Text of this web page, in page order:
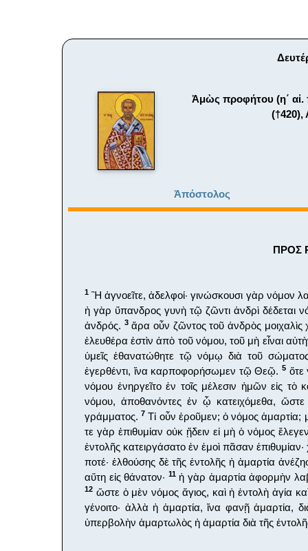
Ἀμὼς προφήτου (η΄ αἰ.
(†420),
Ἀπόστολος
ΠΡΟΣ
1 Ἢ ἀγνοεῖτε, ἀδελφοί· γινώσκουσι γὰρ νόμον
ἡ γὰρ ὕπανδρος γυνὴ τῷ ζῶντι ἀνδρὶ δέδεται
ἀνδρός. 3ἄρα οὖν ζῶντος τοῦ ἀνδρὸς μοιχαλὶς
ἐλευθέρα ἐστὶν ἀπὸ τοῦ νόμου, τοῦ μὴ εἶναι
ὑμεῖς ἐθανατώθητε τῷ νόμῳ διὰ τοῦ
ἐγερθέντι, ἵνα καρποφορήσωμεν τῷ Θεῷ.5
νόμου ἐνηργεῖτο ἐν τοῖς μέλεσιν ἡμῶν εἰς
νόμου, ἀποθανόντες ἐν ᾧ κατειχόμεθα, ὥστε
γράμματος. 7 Τί οὖν ἐροῦμεν; ὁ νόμος ἁμαρτία;
τε γὰρ ἐπιθυμίαν οὐκ ᾔδειν εἰ μὴ ὁ νόμος
ἐντολῆς κατειργάσατο ἐν ἐμοὶ πᾶσαν
ποτέ· ἐλθούσης δὲ τῆς ἐντολῆς ἡ ἁμαρτία
αὕτη εἰς θάνατον· 11ἡ γὰρ ἁμαρτία ἀφορμὴν
12 ὥστε ὁ μὲν νόμος ἅγιος, καὶ ἡ ἐντολὴ ἁγία
γένοιτο· ἀλλὰ ἡ ἁμαρτία, ἵνα φανῇ ἁμαρτία,
ὑπερβολὴν ἁμαρτωλὸς ἡ ἁμαρτία διὰ τῆς